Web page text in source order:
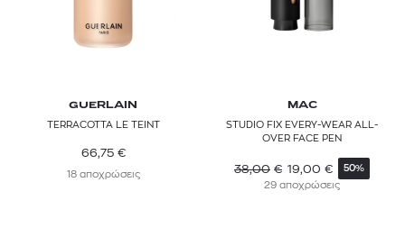
VALMONT
GUERLAIN
TERRACOTTA LE TEINT
66,75 €
18 αποχρώσεις
MAC
STUDIO FIX EVERY-WEAR ALL-
OVER FACE PEN
38,00 € 19,00 € 50%
29 αποχρώσεις